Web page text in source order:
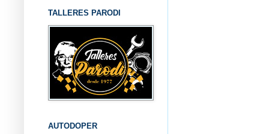
TALLERES PARODI
AUTODOPER